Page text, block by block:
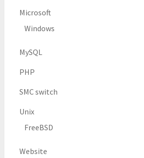
Microsoft
Windows
MySQL
PHP
SMC switch
Unix
FreeBSD
Website